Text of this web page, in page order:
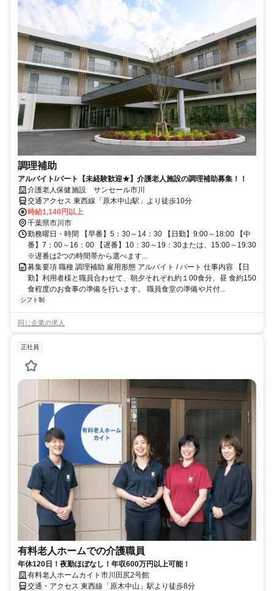
調理補助
アルバイト/パート【未経験歓迎★】介護老人施設の調理補助募集！！
介護老人保健施設 サンセール市川
交通アクセス 東西線「原木中山駅」より徒歩10分
時給1,140円以上
千葉県市川市
勤務曜日・時間 【早番】5：30～14：30 【日勤】9:00～18:00 【中
番】7：00～16：00 【遅番】10：30～19：30または、15:00～19:30
※遅番は2つの時間帯から選べます...
募集要項 職種 調理補助 雇用形態 アルバイト / パート 仕事内容 【日
勤】利用者様と職員合わせて、朝夕それぞれ約１00食分、昼 食約150
食程度のお食事の準備を行います。 職員食堂の準備や片付...
シフト制
同じ企業の求人
正社員
有料老人ホームでの介護職員
年休120日！夜勤ほぼなし！年収600万円以上可能！
有料老人ホームカイト市川田尻2号館
交通・アクセス 東西線「原木中山」駅より徒歩8分